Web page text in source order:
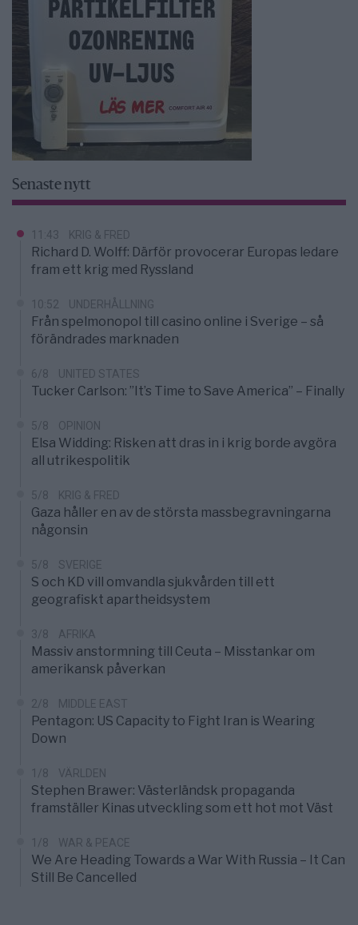
Senaste nytt
11:43 KRIG & FRED
Richard D. Wolff: Därför provocerar Europas ledare
fram ett krig med Ryssland
10:52 UNDERHÅLLNING
Från spelmonopol till casino online i Sverige – så
förändrades marknaden
6/8 UNITED STATES
Tucker Carlson: ”It’s Time to Save America” – Finally
5/8 OPINION
Elsa Widding: Risken att dras in i krig borde avgöra
all utrikespolitik
5/8 KRIG & FRED
Gaza håller en av de största massbegravningarna
någonsin
5/8 SVERIGE
S och KD vill omvandla sjukvården till ett
geografiskt apartheidsystem
3/8 AFRIKA
Massiv anstormning till Ceuta – Misstankar om
amerikansk påverkan
2/8 MIDDLE EAST
Pentagon: US Capacity to Fight Iran is Wearing
Down
1/8 VÄRLDEN
Stephen Brawer: Västerländsk propaganda
framställer Kinas utveckling som ett hot mot Väst
1/8 WAR & PEACE
We Are Heading Towards a War With Russia – It Can
Still Be Cancelled